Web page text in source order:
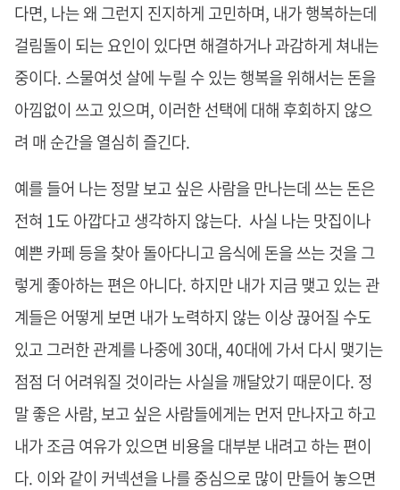
다면, 나는 왜 그런지 진지하게 고민하며, 내가 행복하는데
걸림돌이 되는 요인이 있다면 해결하거나 과감하게 쳐내는
중이다. 스물여섯 살에 누릴 수 있는 행복을 위해서는 돈을
아낌없이 쓰고 있으며, 이러한 선택에 대해 후회하지 않으
려 매 순간을 열심히 즐긴다.
예를 들어 나는 정말 보고 싶은 사람을 만나는데 쓰는 돈은
전혀 1도 아깝다고 생각하지 않는다. 사실 나는 맛집이나
예쁜 카페 등을 찾아 돌아다니고 음식에 돈을 쓰는 것을 그
렇게 좋아하는 편은 아니다. 하지만 내가 지금 맺고 있는 관
계들은 어떻게 보면 내가 노력하지 않는 이상 끊어질 수도
있고 그러한 관계를 나중에 30대, 40대에 가서 다시 맺기는
점점 더 어려워질 것이라는 사실을 깨달았기 때문이다. 정
말 좋은 사람, 보고 싶은 사람들에게는 먼저 만나자고 하고
내가 조금 여유가 있으면 비용을 대부분 내려고 하는 편이
다. 이와 같이 커넥션을 나를 중심으로 많이 만들어 놓으면